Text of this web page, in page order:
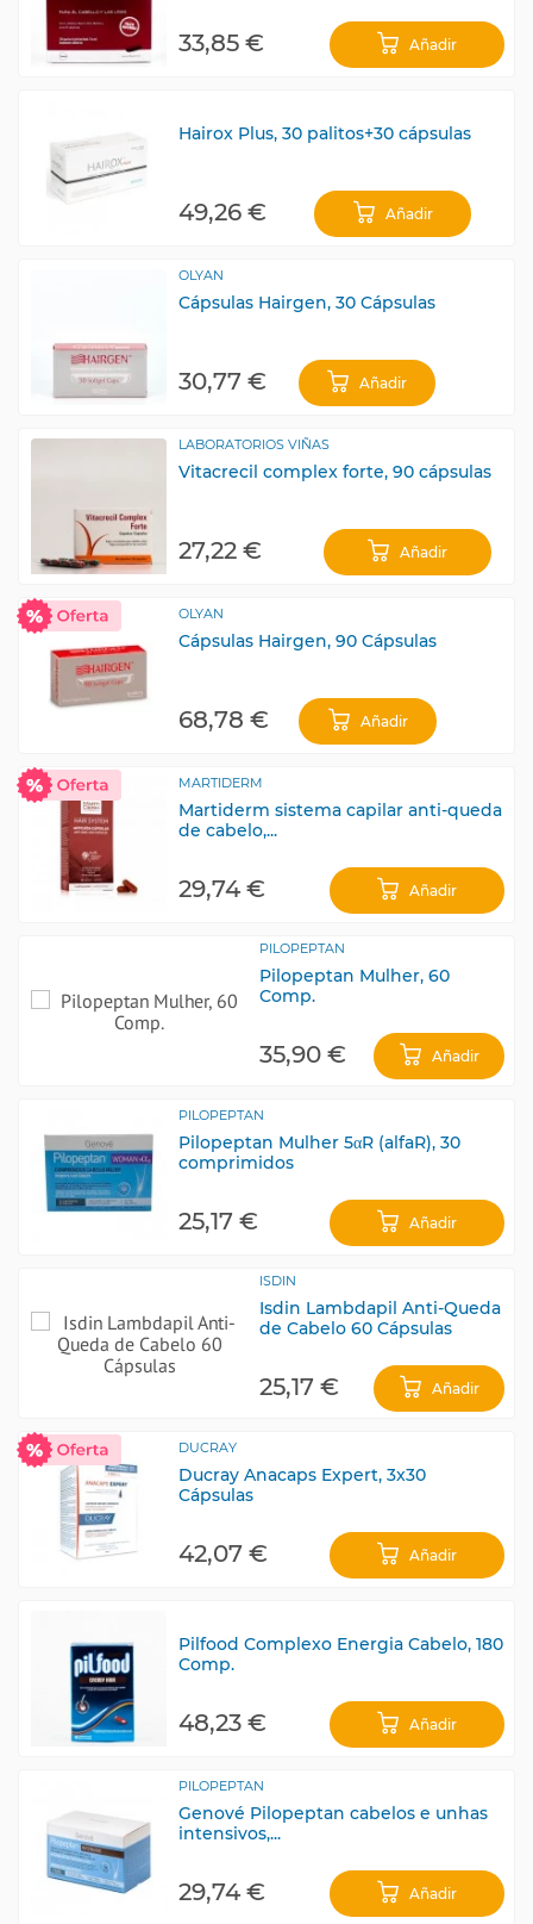
33,85 € Añadir
Hairox Plus, 30 palitos+30 cápsulas
49,26 € Añadir
OLYAN
Cápsulas Hairgen, 30 Cápsulas
30,77 € Añadir
LABORATORIOS VIÑAS
Vitacrecil complex forte, 90 cápsulas
27,22 € Añadir
OLYAN
Cápsulas Hairgen, 90 Cápsulas
68,78 € Añadir
MARTIDERM
Martiderm sistema capilar anti-queda
de cabelo,...
29,74 € Añadir
PILOPEPTAN
Pilopeptan Mulher, 60
Comp.
35,90 € Añadir
PILOPEPTAN
Pilopeptan Mulher 5αR (alfaR), 30
comprimidos
25,17 € Añadir
ISDIN
Isdin Lambdapil Anti-Queda
de Cabelo 60 Cápsulas
25,17 € Añadir
DUCRAY
Ducray Anacaps Expert, 3x30
Cápsulas
42,07 € Añadir
Pilfood Complexo Energia Cabelo, 180
Comp.
48,23 € Añadir
PILOPEPTAN
Genové Pilopeptan cabelos e unhas
intensivos,...
29,74 € Añadir